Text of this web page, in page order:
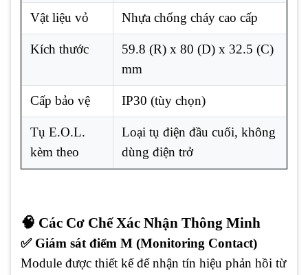
Vật liệu vỏ Nhựa chống cháy cao cấp
Kích thước
59.8 (R) x 80 (D) x 32.5 (C)
mm
Cấp bảo vệ IP30 (tùy chọn)
Tụ E.O.L.
kèm theo
Loại tụ điện đầu cuối, không
dùng điện trở
🧠 Các Cơ Chế Xác Nhận Thông Minh
✅ Giám sát điểm M (Monitoring Contact)
Module được thiết kế để nhận tín hiệu phản hồi từ